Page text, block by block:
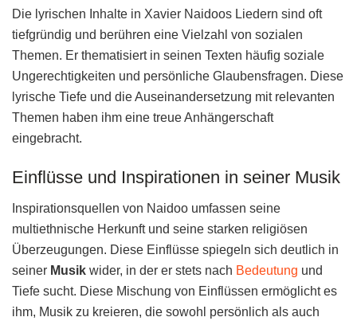
Die lyrischen Inhalte in Xavier Naidoos Liedern sind oft
tiefgründig und berühren eine Vielzahl von sozialen
Themen. Er thematisiert in seinen Texten häufig soziale
Ungerechtigkeiten und persönliche Glaubensfragen. Diese
lyrische Tiefe und die Auseinandersetzung mit relevanten
Themen haben ihm eine treue Anhängerschaft
eingebracht.
Einflüsse und Inspirationen in seiner Musik
Inspirationsquellen von Naidoo umfassen seine
multiethnische Herkunft und seine starken religiösen
Überzeugungen. Diese Einflüsse spiegeln sich deutlich in
seiner Musik wider, in der er stets nach Bedeutung und
Tiefe sucht. Diese Mischung von Einflüssen ermöglicht es
ihm, Musik zu kreieren, die sowohl persönlich als auch